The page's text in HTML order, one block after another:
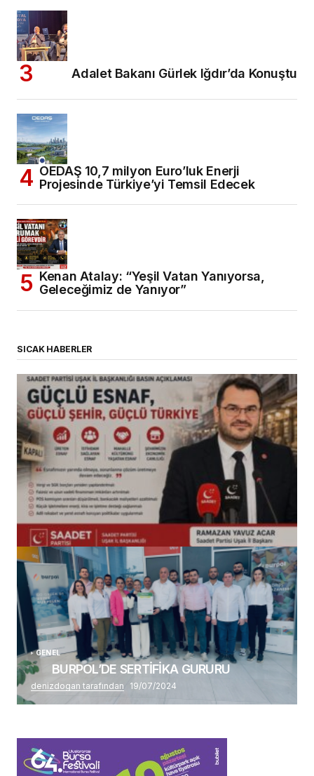
Adalet Bakanı Gürlek Iğdır’da Konuştu
OEDAŞ 10,7 milyon Euro’luk Enerji
Projesinde Türkiye’yi Temsil Edecek
Kenan Atalay: “Yeşil Vatan Yanıyorsa,
Geleceğimiz de Yanıyor”
SICAK HABERLER
(başlıksız)
Alaattin Karahan tarafından 14/07/2026
GENEL
BURPOL’DE SERTİFİKA GURURU
denizdogan tarafından 19/07/2024